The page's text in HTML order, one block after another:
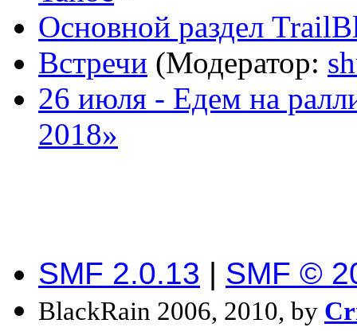
Основной раздел
Встречи (Модератор:
26 июля - Едем на
2018»
SMF 2.0.13 | SMF ©
BlackRain 2006, 2010, by